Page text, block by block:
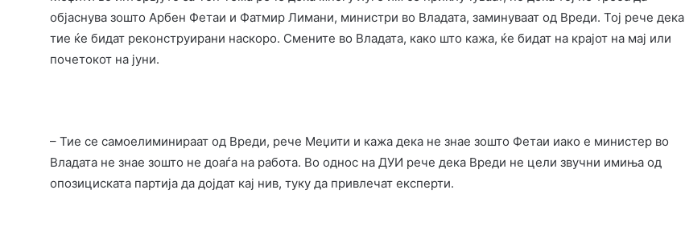
објаснува зошто Арбен Фетаи и Фатмир Лимани, министри во Владата, заминуваат од Вреди. Тој рече дека
тие ќе бидат реконструирани наскоро. Смените во Владата, како што кажа, ќе бидат на крајот на мај или
почетокот на јуни.
– Тие се самоелиминираат од Вреди, рече Меџити и кажа дека не знае зошто Фетаи иако е министер во
Владата не знае зошто не доаѓа на работа. Во однос на ДУИ рече дека Вреди не цели звучни имиња од
опозициската партија да дојдат кај нив, туку да привлечат експерти.